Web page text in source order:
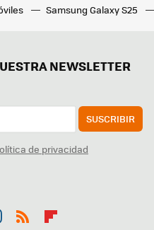
Samsung Galaxy S25
NEWSLETTER
SUSCRIBIR
de privacidad